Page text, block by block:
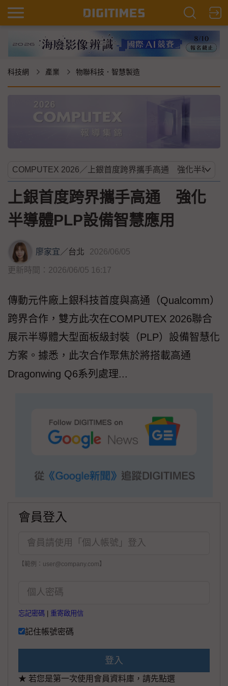
科技網 產業 物聯科技．智慧製造
上銀首度跨界攜手高通 強化
半導體PLP設備智慧應用
廖家宜 ／台北 2026/06/05
更新時間：2026/06/05 16:17
傳動元件廠上銀科技首度與高通（Qualcomm）
跨界合作，雙方此次在COMPUTEX 2026聯合
展示半導體大型面板級封裝（PLP）設備智慧化
方案。據悉，此次合作聚焦於將搭載高通
Dragonwing Q6系列處理...
會員登入
【範例：user@company.com】
忘記密碼 重寄啟用信
記住帳號密碼
登入
★ 若您是第一次使用會員資料庫，請先點選